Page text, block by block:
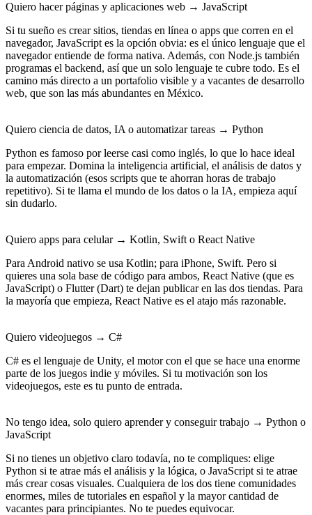
Quiero hacer páginas y aplicaciones web → JavaScript
Si tu sueño es crear sitios, tiendas en línea o apps que corren en el
navegador, JavaScript es la opción obvia: es el único lenguaje que el
navegador entiende de forma nativa. Además, con Node.js también
programas el backend, así que un solo lenguaje te cubre todo. Es el
camino más directo a un portafolio visible y a vacantes de desarrollo
web, que son las más abundantes en México.
Quiero ciencia de datos, IA o automatizar tareas → Python
Python es famoso por leerse casi como inglés, lo que lo hace ideal
para empezar. Domina la inteligencia artificial, el análisis de datos y
la automatización (esos scripts que te ahorran horas de trabajo
repetitivo). Si te llama el mundo de los datos o la IA, empieza aquí
sin dudarlo.
Quiero apps para celular → Kotlin, Swift o React Native
Para Android nativo se usa Kotlin; para iPhone, Swift. Pero si
quieres una sola base de código para ambos, React Native (que es
JavaScript) o Flutter(Dart) te dejan publicar en las dos tiendas. Para
la mayoría que empieza, React Native es el atajo más razonable.
Quiero videojuegos → C#
C# es el lenguaje de Unity, el motor con el que se hace una enorme
parte de los juegos indie y móviles. Si tu motivación son los
videojuegos, este es tu punto de entrada.
No tengo idea, solo quiero aprender y conseguir trabajo → Python o
JavaScript
Si no tienes un objetivo claro todavía, no te compliques: elige
Python si te atrae más el análisis y la lógica, o JavaScript si te atrae
más crear cosas visuales. Cualquiera de los dos tiene comunidades
enormes, miles de tutoriales en español y la mayor cantidad de
vacantes para principiantes. No te puedes equivocar.